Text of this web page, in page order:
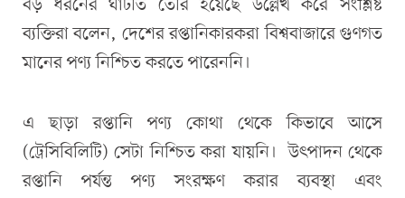
বড় ধরনের ঘাটতি তৈরি হয়েছে উল্লেখ করে সংশ্লিষ্ট
ব্যক্তিরা বলেন, দেশের রপ্তানিকারকরা বিশ্ববাজারে গুণগত
মানের পণ্য নিশ্চিত করতে পারেননি।
এ ছাড়া রপ্তানি পণ্য কোথা থেকে কিভাবে আসে
(ট্রেসিবিলিটি) সেটা নিশ্চিত করা যায়নি। উৎপাদন থেকে
রপ্তানি পর্যন্ত পণ্য সংরক্ষণ করার ব্যবস্থা এবং